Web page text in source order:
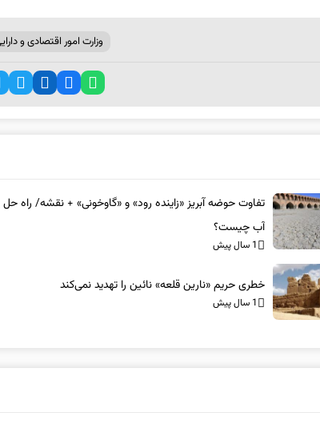
وزارت امور اقتصادی و
تفاوت حوضه آبریز «زاینده رود» و «گاوخونی» + نقشه/ راه حل
آب چیست؟
1 سال پیش
خطری حریم «نارین قلعه‌» نائین را تهدید نمی‌کند
1 سال پیش